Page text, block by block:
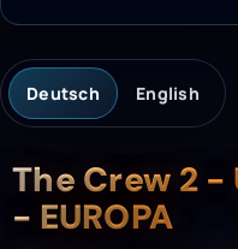
Deutsch English
The Crew 2
- EUROPA